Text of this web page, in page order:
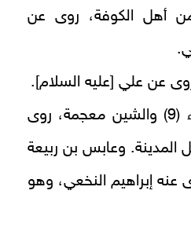
أهل الكوفة، روى عن
عن علي [عليه السلام].
وعايش بن أنس، بالياء (9) والشين معجمة، روى
وعابس بن ربيعة
(10)، روى عنه إبراهيم النخعي، وهو